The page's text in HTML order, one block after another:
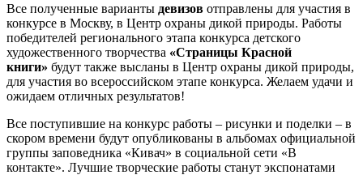
Все полученные варианты девизов отправлены для участия в
конкурсе в Москву, в Центр охраны дикой природы. Работы
победителей регионального этапа конкурса детского
художественного творчества «Страницы Красной
книги» будут также высланы в Центр охраны дикой природы,
для участия во всероссийском этапе конкурса. Желаем удачи и
ожидаем отличных результатов!
Все поступившие на конкурс работы – рисунки и поделки – в
скором времени будут опубликованы в альбомах официальной
группы заповедника «Кивач» в социальной сети «В
контакте». Лучшие творческие работы станут экспонатами